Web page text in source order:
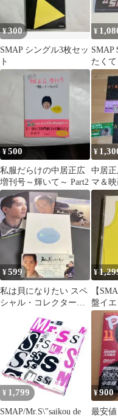
¥300
SMAP シングル3枚セッ
ト
¥
SMAP
たく
¥500
私服だらけの中居正広
増刊号～輝いて～ Part2
¥
中居
マ＆映
5巻セ
¥599
私は貝になりたい スペ
シャル・コレクター
日)〈3枚組〉
¥
【
盤イ
ケット
婚式
¥ 1,799
SMAP/Mr.S\"saikou de
¥900
最安